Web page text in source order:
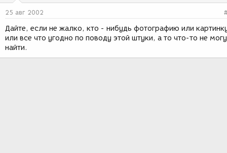
м
ы
д
и
я
25 авг 2002
Дайте, если не жалко, кто - нибудь фотографию или
или все что угодно по поводу этой штуки, а то что-то не могу
найти.